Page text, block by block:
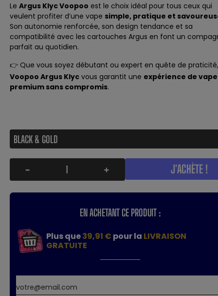
Le Argus Klyc Voopoo est le choix idéal pour tous ceux qui
veulent profiter d’une vape simple, pratique et
Son autonomie renforcée, son design tendance et sa
compatibilité avec les cartouches Argus en font un
parfait au quotidien.
👉 Que vous soyez débutant ou expert en quête de
Voopoo Argus Klyc vous garantit une expérience de vape
premium sans compromis.
- + J'ACHÈTE !
EN ACHETANT CE PRODUIT :
Plus que39,91 € pour la LIVRAISON
GRATUITE